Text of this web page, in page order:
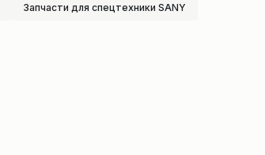
Запчасти для спецтехники SANY